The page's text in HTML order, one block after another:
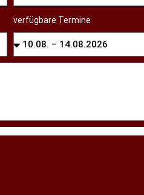
verfügbare Termine